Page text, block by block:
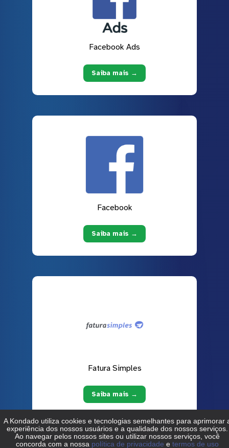
Facebook Ads
Saiba mais →
Facebook
Saiba mais →
Fatura Simples
Saiba mais →